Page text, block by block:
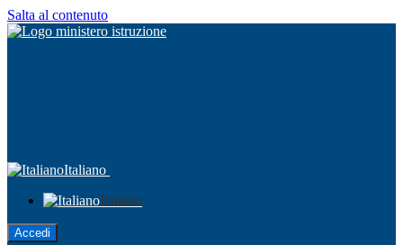
Salta al contenuto
Italiano
Italiano
Accedi